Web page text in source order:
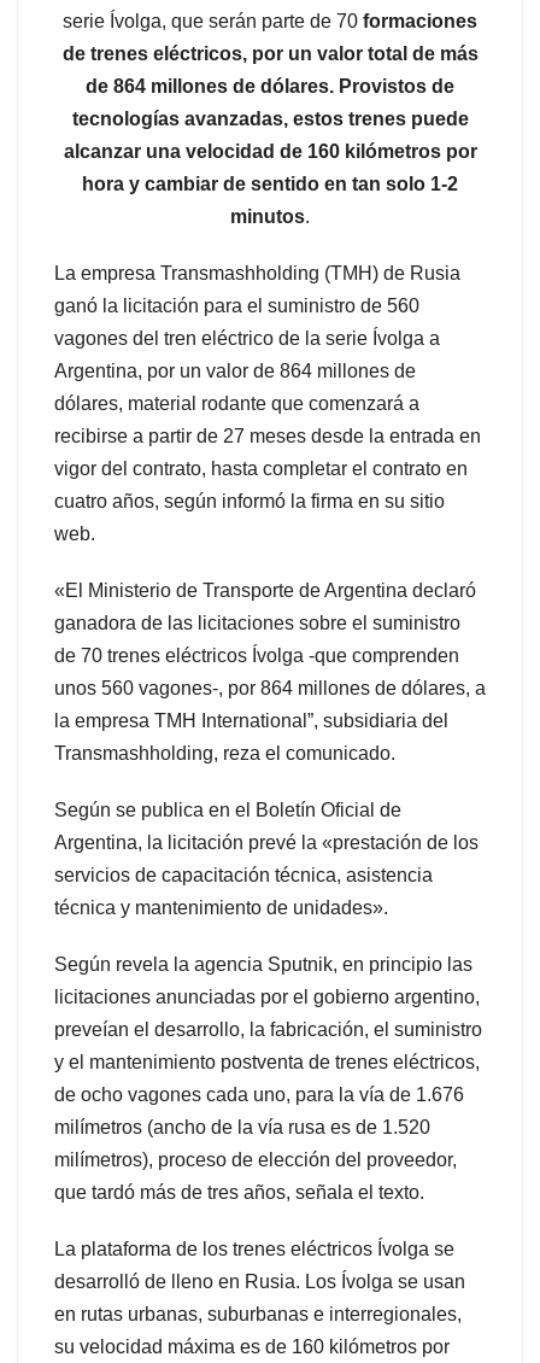
serie Ívolga, que serán parte de 70 formaciones
de trenes eléctricos, por un valor total de más
de 864 millones de dólares. Provistos de
tecnologías avanzadas, estos trenes puede
alcanzar una velocidad de 160 kilómetros por
hora y cambiar de sentido en tan solo 1-2
minutos.
La empresa Transmashholding (TMH) de Rusia
ganó la licitación para el suministro de 560
vagones del tren eléctrico de la serie Ívolga a
Argentina, por un valor de 864 millones de
dólares, material rodante que comenzará a
recibirse a partir de 27 meses desde la entrada en
vigor del contrato, hasta completar el contrato en
cuatro años, según informó la firma en su sitio
web.
«El Ministerio de Transporte de Argentina declaró
ganadora de las licitaciones sobre el suministro
de 70 trenes eléctricos Ívolga -que comprenden
unos 560 vagones-, por 864 millones de dólares, a
la empresa TMH International”, subsidiaria del
Transmashholding, reza el comunicado.
Según se publica en el Boletín Oficial de
Argentina, la licitación prevé la «prestación de los
servicios de capacitación técnica, asistencia
técnica y mantenimiento de unidades».
Según revela la agencia Sputnik, en principio las
licitaciones anunciadas por el gobierno argentino,
preveían el desarrollo, la fabricación, el suministro
y el mantenimiento postventa de trenes eléctricos,
de ocho vagones cada uno, para la vía de 1.676
milímetros (ancho de la vía rusa es de 1.520
milímetros), proceso de elección del proveedor,
que tardó más de tres años, señala el texto.
La plataforma de los trenes eléctricos Ívolga se
desarrolló de lleno en Rusia. Los Ívolga se usan
en rutas urbanas, suburbanas e interregionales,
su velocidad máxima es de 160 kilómetros por